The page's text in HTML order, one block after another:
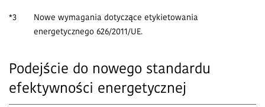
*3
Nowe wymagania dotyczące etykietowania
energetycznego 626/2011/UE.
Podejście do nowego standardu
efektywności energetycznej